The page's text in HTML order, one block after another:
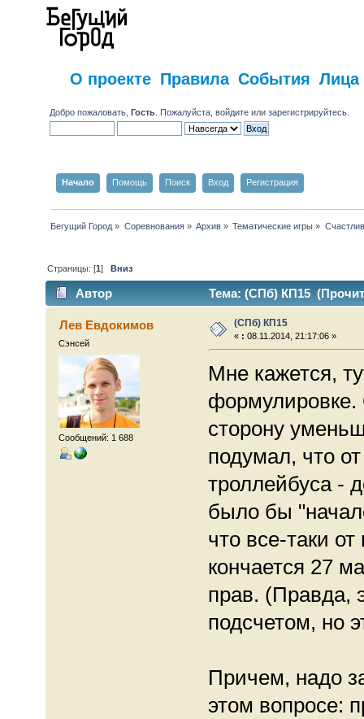
О проекте Правила События Лица
Добро пожаловать,Гость . Пожалуйста,войдите илизарегистрируйтесь
Начало Помощь Поиск Вход Регистрация
Бегущий Город » Соревнования» Архив » Тематические игры »
Страницы: [1]Вниз
Автор Тема: (СПб) КП15
Лев Евдокимов
Сэнсей
Сообщений: 1 688
(СПб) КП15
« : 08.11.2014, 21:17:06 »
Мне кажется,
формулировке.
сторону
подумал, что
троллейбуса -
было бы
что все-таки
кончается 27
прав. (Правда,
подсчетом, но
Причем, надо
этом вопросе: